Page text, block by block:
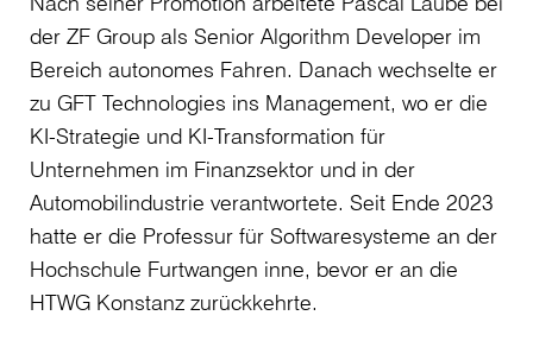
der ZF Group als Senior Algorithm Developer im
Bereich autonomes Fahren. Danach wechselte er
zu GFT Technologies ins Management, wo er die
KI-Strategie und KI-Transformation für
Unternehmen im Finanzsektor und in der
Automobilindustrie verantwortete. Seit Ende 2023
hatte er die Professur für Softwaresysteme an der
Hochschule Furtwangen inne, bevor er an die
HTWG Konstanz zurückkehrte.